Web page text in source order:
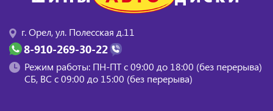
г. Орел, ул. Полесская д.11
8-910-269-30-22
Режим работы: ПН-ПТ с 09:00 до 18:00 (без перерыва)
СБ, BC с 09:00 до 15:00 (без перерыва)